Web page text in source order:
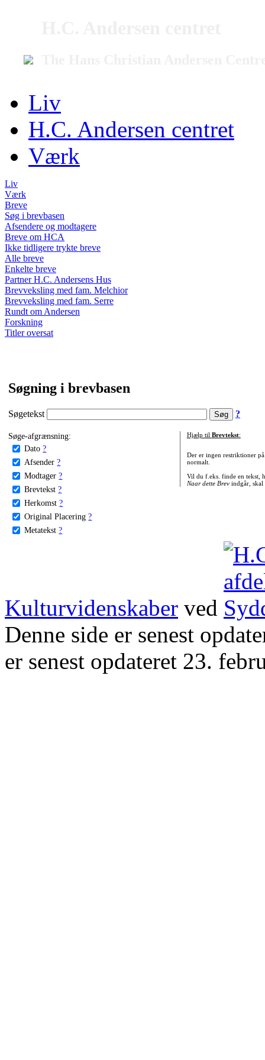
Liv
H.C. Andersen centret
Værk
Liv
Værk
Breve
Søg i brevbasen
Afsendere og modtagere
Breve om HCA
Ikke tidligere trykte breve
Alle breve
Enkelte breve
Partner H.C. Andersens Hus
Brevveksling med fam. Melchior
Brevveksling med fam. Serre
Rundt om Andersen
Forskning
Titler oversat
Søgning i brevbasen
Søgetekst ?
Søge-afgrænsning:
Dato ?
Afsender ?
Modtager ?
Brevtekst ?
Herkomst ?
Original Placering ?
Metatekst ?
Hjælp til Brevtekst:
Der er ingen restriktioner
normalt.
Vil du f.eks. finde en tekst,
Naar dette Brevindgår, skal
Kulturvidenskaber ved
Denne side er senest
er senest opdateret 23.